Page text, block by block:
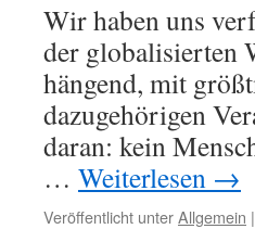
Wir haben uns
der globalisierten
hängend, mit
dazugehörigen
daran: kein
… Weiterlesen →
Veröffentlicht unterAllgemein |